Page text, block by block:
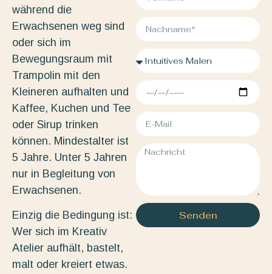
während die
Erwachsenen weg sind
oder sich im
Bewegungsraum mit
Trampolin mit den
Kleineren aufhalten und
Kaffee, Kuchen und Tee
oder Sirup trinken
können. Mindestalter ist
5 Jahre. Unter 5 Jahren
nur in Begleitung von
Erwachsenen.
Einzig die Bedingung ist:
Wer sich im Kreativ
Atelier aufhält, bastelt,
malt oder kreiert etwas.
Senden